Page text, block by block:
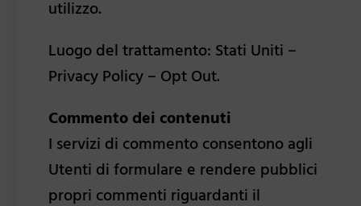
utilizzo.
Luogo del trattamento: Stati Uniti –
Privacy Policy – Opt Out.
Commento dei contenuti
I servizi di commento consentono agli
Utenti di formulare e rendere pubblici
propri commenti riguardanti il